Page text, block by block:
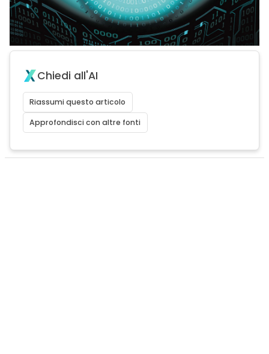
Chiedi all'AI
Riassumi questo articolo
Approfondisci con altre fonti